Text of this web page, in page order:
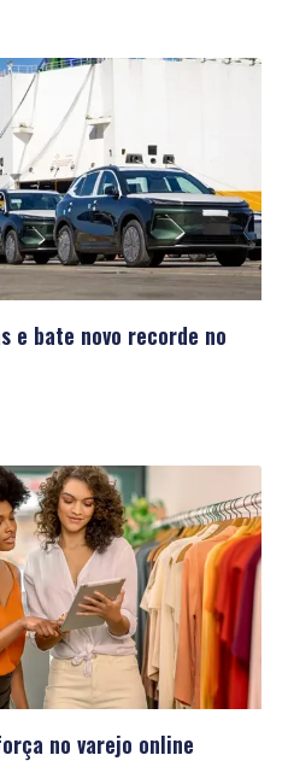
e bate novo recorde no
no varejo online